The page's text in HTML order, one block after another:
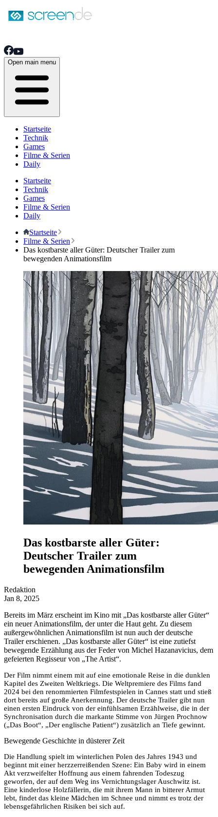
Open main menu
Startseite
Technik
Games
Filme & Serien
Daily
Startseite
Technik
Games
Filme & Serien
Daily
Startseite
Filme & Serien
Das kostbarste aller Güter: Deutscher Trailer zum
bewegenden Animationsfilm
Das kostbarste aller Güter:
Deutscher Trailer zum
bewegenden Animationsfilm
Redaktion
Jan 8, 2025
Bereits im März erscheint im Kino mit „Das kostbarste aller Güter“
ein neuer Animationsfilm, der unter die Haut geht. Zu diesem
außergewöhnlichen Animationsfilm ist nun auch der deutsche
Trailer erschienen. „Das kostbarste aller Güter“ ist eine zutiefst
bewegende Erzählung aus der Feder von Michel Hazanavicius, dem
gefeierten Regisseur von „The Artist“.
Der Film nimmt einem mit auf eine emotionale Reise in die dunklen
Kapitel des Zweiten Weltkriegs. Die Weltpremiere des Films fand
2024 bei den renommierten Filmfestspielen in Cannes statt und stieß
dort bereits auf große Anerkennung. Der deutsche Trailer gibt nun
einen ersten Eindruck von der einfühlsamen Erzählweise, die in der
Synchronisation durch die markante Stimme von Jürgen Prochnow
(„Das Boot“, „Der englische Patient“) zusätzlich an Tiefe gewinnt.
Bewegende Geschichte in düsterer Zeit
Die Handlung spielt im winterlichen Polen des Jahres 1943 und
beginnt mit einer herzzerreißenden Szene: Ein Baby wird in einem
Akt verzweifelter Hoffnung aus einem fahrenden Todeszug
geworfen, der auf dem Weg ins Vernichtungslager Auschwitz ist.
Eine kinderlose Holzfällerin, die mit ihrem Mann in bitterer Armut
lebt, findet das kleine Mädchen im Schnee und nimmt es trotz der
lebensgefährlichen Risiken bei sich auf.